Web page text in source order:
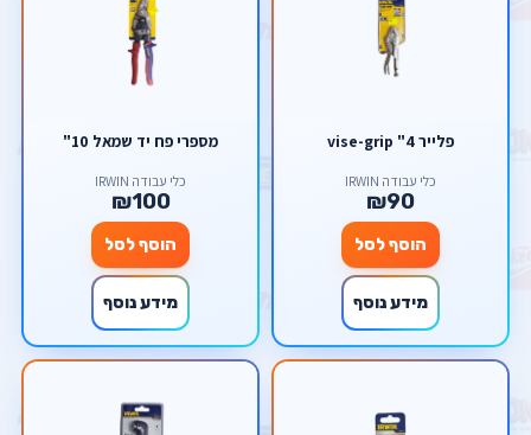
פלייר 4" vise-grip
כלי עבודה IRWIN
₪90
הוסף לסל
מידע נוסף
מספרי פח יד שמאל 10"
כלי עבודה IRWIN
₪100
הוסף לסל
מידע נוסף